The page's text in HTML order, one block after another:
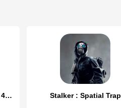
UAZ Loaf: Special vehicle 4x4 Stalker : Spatial Trap